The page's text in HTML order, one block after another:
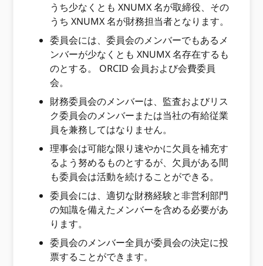
うち少なくとも XNUMX 名が取締役、その
うち XNUMX 名が財務担当者となります。
委員会には、委員会のメンバーでもあるメ
ンバーが少なくとも XNUMX 名存在するも
のとする。 ORCID 会員および会費委員
会。
財務委員会のメンバーは、監査およびリス
ク委員会のメンバーまたは当社の有給従業
員を兼務してはなりません。
理事会は可能な限り速やかに欠員を補充す
るよう努めるものとするが、欠員がある間
も委員会は活動を続けることができる。
委員会には、適切な財務経験と非営利部門
の知識を備えたメンバーを含める必要があ
ります。
委員会のメンバー全員が委員会の決定に投
票することができます。